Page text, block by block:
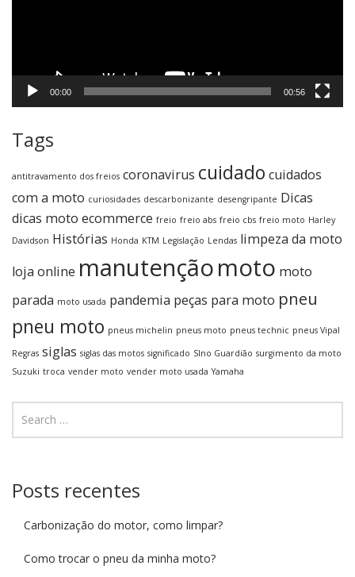
00:00 00:56
Tags
antitravamento dos freios coronavirus cuidado cuidados
com a moto curiosidades descarbonizante desengripante Dicas
dicas moto ecommerce freio freio abs freio cbs freio moto Harley
Davidson Histórias Honda KTM Legislação Lendas limpeza da moto
loja online manutençãomoto moto
parada moto usada pandemia peças para moto pneu
pneu moto pneus michelin pneus moto pneus technic pneus Vipal
Regras siglas siglas das motos significado SIno Guardião surgimento da moto
Suzuki troca vender moto vender moto usada Yamaha
Posts recentes
Carbonização do motor, como limpar?
Como trocar o pneu da minha moto?